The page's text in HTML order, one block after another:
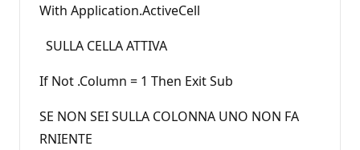
With Application.ActiveCell
SULLA CELLA ATTIVA
If Not .Column = 1 Then Exit Sub
SE NON SEI SULLA COLONNA UNO NON FA
RNIENTE